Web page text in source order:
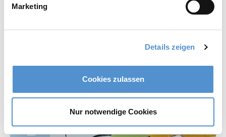
Marketing
Details zeigen
Cookies zulassen
Nur notwendige Cookies